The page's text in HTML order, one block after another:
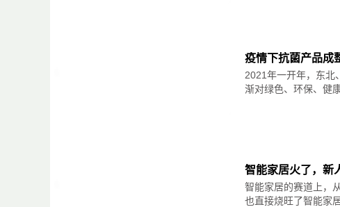
疫情下抗菌产品成
2021年一开年，东北
渐对绿色、环保、健
智能家居火了，新
智能家居的赛道上，
也直接烧旺了智能家